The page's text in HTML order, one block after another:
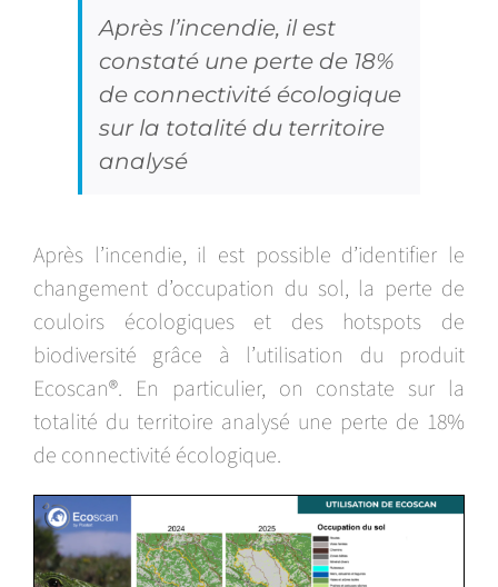
Après l’incendie, il est
constaté une perte de 18%
de connectivité écologique
sur la totalité du territoire
analysé
Après l’incendie, il est possible d’identifier le
changement d’occupation du sol, la perte de
couloirs écologiques et des hotspots de
biodiversité grâce à l’utilisation du produit
Ecoscan®. En particulier, on constate sur la
totalité du territoire analysé une perte de 18%
de connectivité écologique.